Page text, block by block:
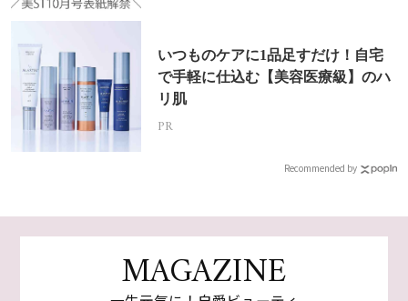
いつものケアに1品足すだけ！自宅
で手軽に仕込む【美容医療級】のハ
リ肌
PR
Recommended by
MAGAZINE